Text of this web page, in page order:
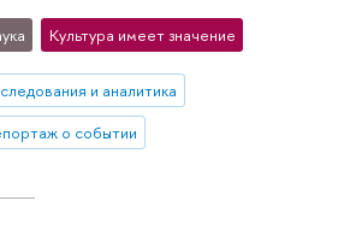
Культура имеет значение
и аналитика
о событии